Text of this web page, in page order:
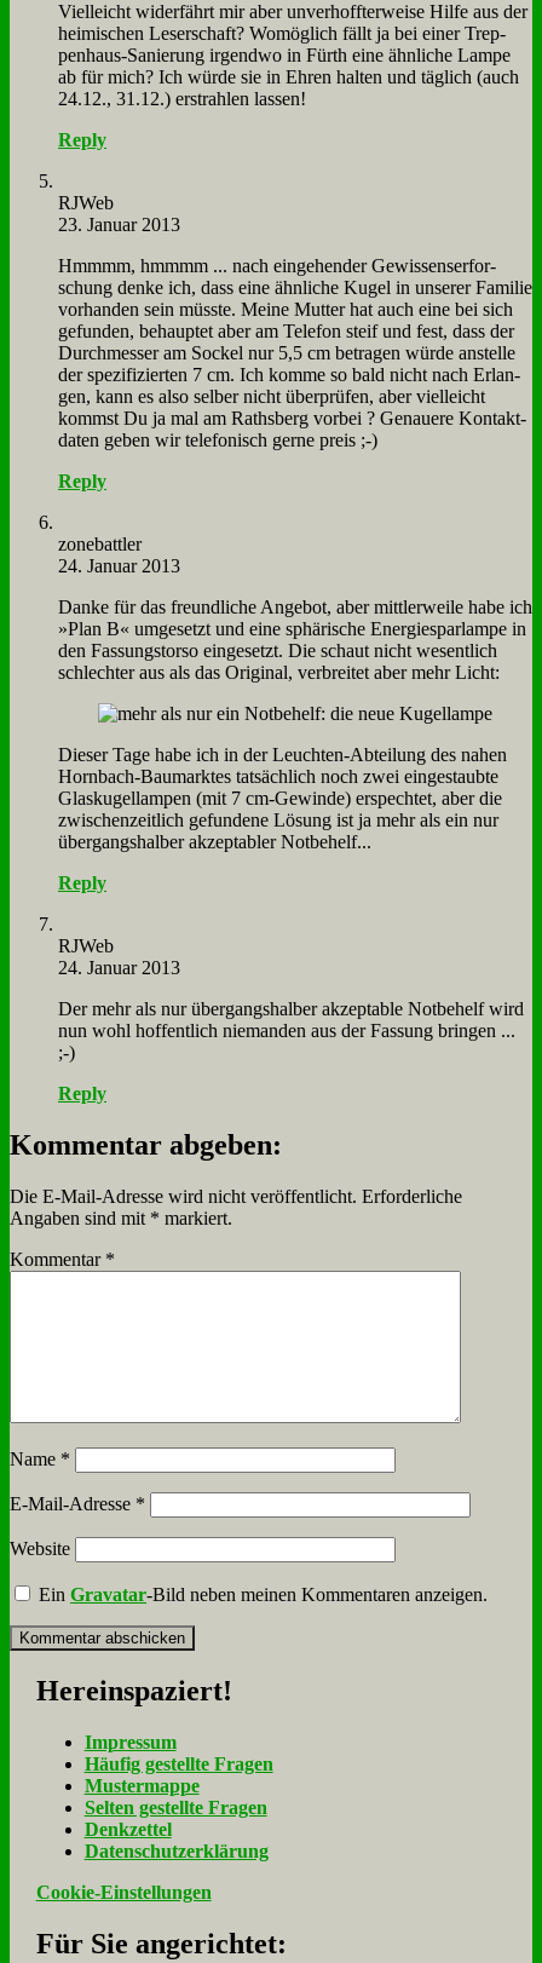
Viel­leicht wi­der­fährt mir aber un­ver­hoff­ter­wei­se Hil­fe aus der
hei­mi­schen Le­ser­schaft? Wo­mög­lich fällt ja bei ei­ner Trep­
pen­haus-Sa­nie­rung ir­gend­wo in Fürth ei­ne ähn­li­che Lam­pe
ab für mich? Ich wür­de sie in Eh­ren hal­ten und täg­lich (auch
24.12., 31.12.) er­strah­len las­sen!
Reply
RJ­Web
23. Januar 2013
Hmmmm, hmmmm ... nach ein­ge­hen­der Ge­wis­sens­er­for­
schung den­ke ich, dass ei­ne ähn­li­che Ku­gel in un­se­rer Fa­mi­lie
vor­han­den sein müss­te. Mei­ne Mut­ter hat auch ei­ne bei sich
ge­fun­den, be­haup­tet aber am Te­le­fon steif und fest, dass der
Durch­mes­ser am Sockel nur 5,5 cm be­tra­gen wür­de an­stel­le
der spe­zi­fi­zier­ten 7 cm. Ich kom­me so bald nicht nach Er­lan­
gen, kann es al­so sel­ber nicht über­prü­fen, aber viel­leicht
kommst Du ja mal am Raths­berg vor­bei ? Ge­naue­re Kon­takt­
da­ten ge­ben wir te­le­fo­nisch ger­ne preis ;-)
Reply
zone­batt­ler
24. Januar 2013
Dan­ke für das freund­li­che An­ge­bot, aber mitt­ler­wei­le ha­be ich
»Plan B« um­ge­setzt und ei­ne sphä­ri­sche En­er­gie­spar­lam­pe in
den Fas­sungs­tor­so ein­ge­setzt. Die schaut nicht we­sent­lich
schlech­ter aus als das Ori­gi­nal, ver­brei­tet aber mehr Licht:
Die­ser Ta­ge ha­be ich in der Leuch­ten-Ab­tei­lung des na­hen
Horn­bach-Bau­mark­tes tat­säch­lich noch zwei ein­ge­staub­te
Glas­ku­gel­lam­pen (mit 7 cm-Ge­win­de) er­spech­tet, aber die
zwi­schen­zeit­lich ge­fun­de­ne Lö­sung ist ja mehr als ein nur
über­gangs­hal­ber ak­zep­ta­bler Not­be­helf...
Reply
RJ­Web
24. Januar 2013
Der mehr als nur über­gangs­hal­ber ak­zep­ta­ble Not­be­helf wird
nun wohl hof­fent­lich nie­man­den aus der Fas­sung brin­gen ...
;-)
Reply
Kommentar abgeben:
Die E-Mail-Adresse wird nicht veröffentlicht. Erforderliche
Angaben sind mit * markiert.
Kommentar *
Name *
E-Mail-Adresse *
Website
EinGravatar-Bild neben meinen Kommentaren anzeigen.
Her­ein­spa­ziert!
Im­pres­sum
Häu­fig ge­stell­te Fra­gen
Mu­ster­map­pe
Sel­ten ge­stell­te Fra­gen
Denk­zet­tel
Da­ten­schutz­er­klä­rung
Cookie-Einstellungen
Für Sie an­ge­rich­tet: